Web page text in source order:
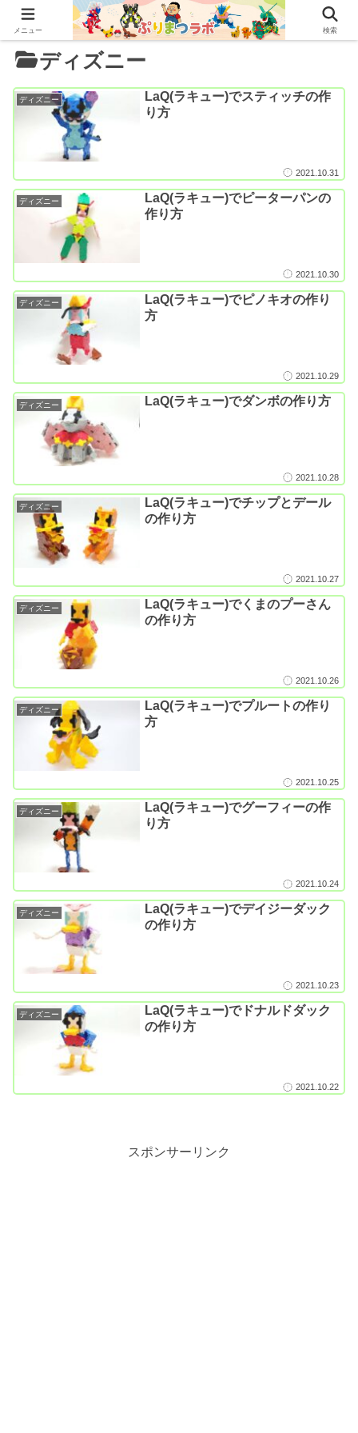
ディズニー
ディズニー
LaQ(ラキュー)でスティッチの作
り方
2021.10.31
ディズニー
LaQ(ラキュー)でピーターパンの
作り方
2021.10.30
ディズニー
LaQ(ラキュー)でピノキオの作り
方
2021.10.29
ディズニー LaQ(ラキュー)でダンボの作り方
2021.10.28
ディズニー
LaQ(ラキュー)でチップとデール
の作り方
2021.10.27
ディズニー
LaQ(ラキュー)でくまのプーさん
の作り方
2021.10.26
ディズニー
LaQ(ラキュー)でプルートの作り
方
2021.10.25
ディズニー
LaQ(ラキュー)でグーフィーの作
り方
2021.10.24
ディズニー
LaQ(ラキュー)でデイジーダック
の作り方
2021.10.23
ディズニー
LaQ(ラキュー)でドナルドダック
の作り方
2021.10.22
スポンサーリンク
メニュー 検索